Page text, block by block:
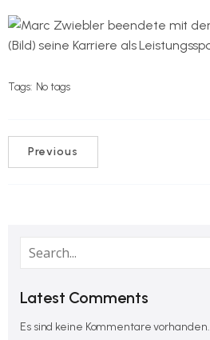
Tags: No tags
Previous
Latest Comments
Es sind keine Kommentare vorhanden.